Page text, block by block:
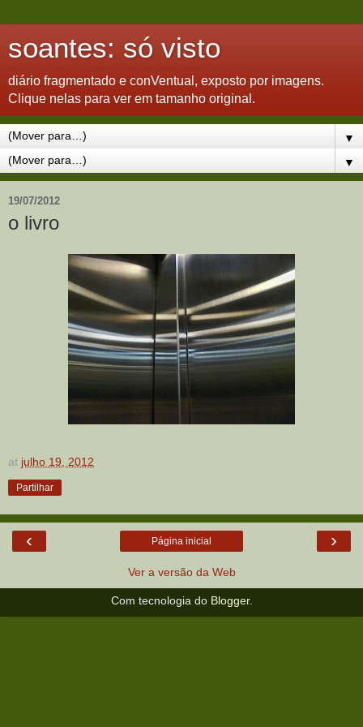
soantes: só visto
diário fragmentado e conVentual, exposto por imagens.
Clique nelas para ver em tamanho original.
▼
▼
19/07/2012
o livro
at julho 19, 2012
Partilhar
‹ ›
Página inicial
Ver a versão da Web
Com tecnologia do Blogger.